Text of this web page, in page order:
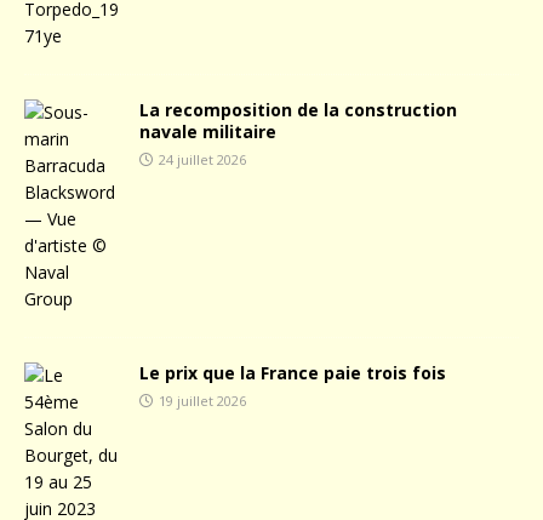
La recomposition de la construction
navale militaire
24 juillet 2026
Le prix que la France paie trois fois
19 juillet 2026